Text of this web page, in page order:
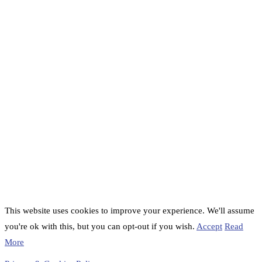
This website uses cookies to improve your experience. We'll assume
you're ok with this, but you can opt-out if you wish. Accept Read
More